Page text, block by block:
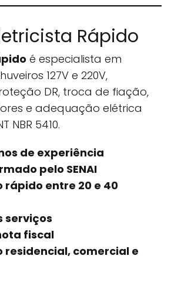
Rápido
é especialista em
127V e 220V,
DR, troca de fiação,
e adequação elétrica
NBR 5410.
de experiência
pelo SENAI
entre 20 e 40
serviços
fiscal
residencial, comercial e